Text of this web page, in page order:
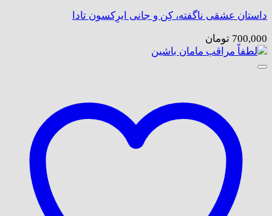
داستان عشقی ناگفته، کِن و جانی ایرِکسون تادا
700,000 تومان